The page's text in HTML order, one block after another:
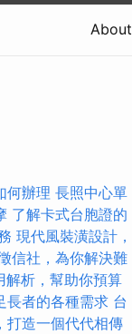
About
何辦理 長照中心單
了解卡式台胞證的
現代風裝潢設計，
信社，為你解決難
解析，幫助你預算
長者的各種需求 台
打造一個代代相傳